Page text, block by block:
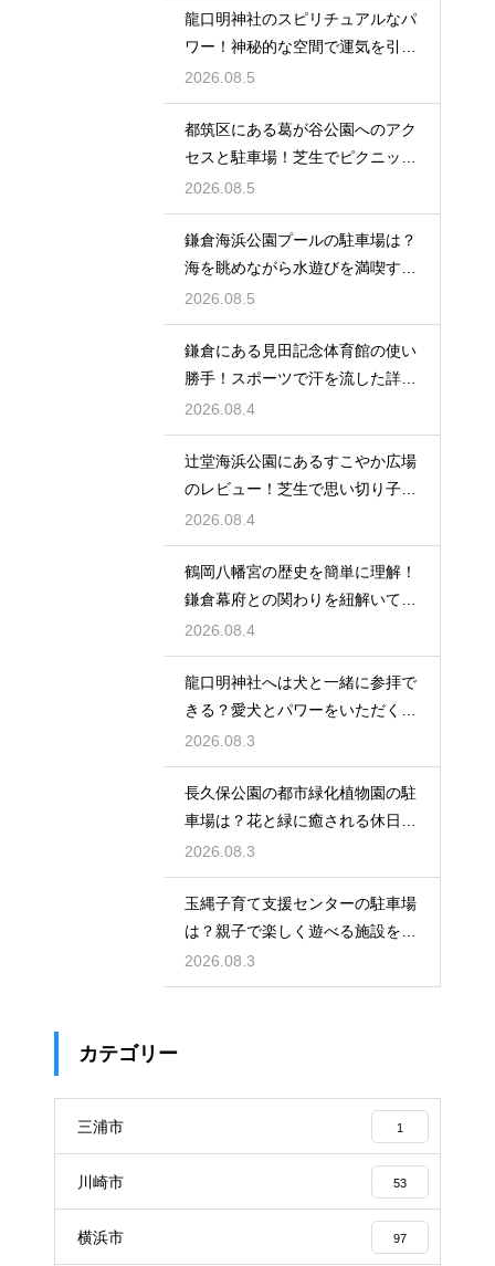
龍口明神社のスピリチュアルなパ
ワー！神秘的な空間で運気を引き
寄せる参拝
2026.08.5
都筑区にある葛が谷公園へのアク
セスと駐車場！芝生でピクニック
を満喫する
2026.08.5
鎌倉海浜公園プールの駐車場は？
海を眺めながら水遊びを満喫する
レビュー
2026.08.5
鎌倉にある見田記念体育館の使い
勝手！スポーツで汗を流した詳細
レビュー
2026.08.4
辻堂海浜公園にあるすこやか広場
のレビュー！芝生で思い切り子供
と遊ぶ休日
2026.08.4
鶴岡八幡宮の歴史を簡単に理解！
鎌倉幕府との関わりを紐解いて観
光を楽しむ
2026.08.4
龍口明神社へは犬と一緒に参拝で
きる？愛犬とパワーをいただくた
めの注意点
2026.08.3
長久保公園の都市緑化植物園の駐
車場は？花と緑に癒される休日を
レビュー
2026.08.3
玉縄子育て支援センターの駐車場
は？親子で楽しく遊べる施設を徹
底レビュー
2026.08.3
カテゴリー
三浦市 1
川崎市 53
横浜市 97